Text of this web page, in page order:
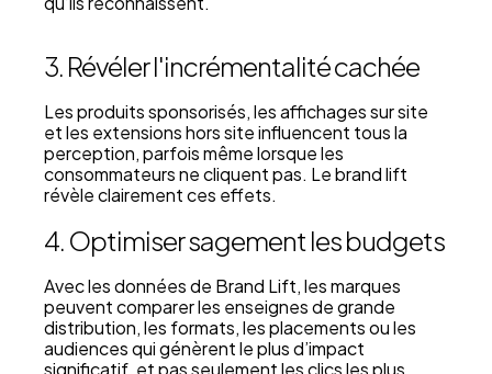
3. Révéler l'incrémentalité cachée
Les produits sponsorisés, les affichages sur site
et les extensions hors site influencent tous la
perception, parfois même lorsque les
consommateurs ne cliquent pas. Le brand lift
révèle clairement ces effets.
4. Optimiser sagement les budgets
Avec les données de Brand Lift, les marques
peuvent comparer les enseignes de grande
distribution, les formats, les placements ou les
audiences qui génèrent le plus d’impact
significatif, et pas seulement les clics les plus